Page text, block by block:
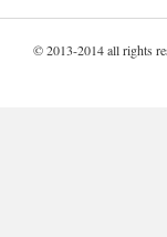
© 2013-2014 all rights